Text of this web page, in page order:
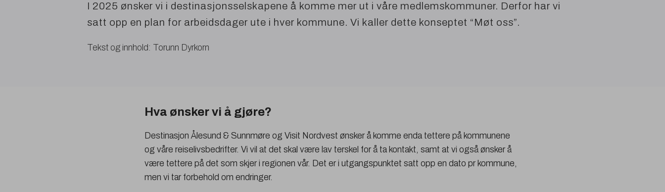
I 2025 ønsker vi i destinasjonsselskapene å komme mer ut i våre medlemskommuner. Derfor har vi
satt opp en plan for arbeidsdager ute i hver kommune. Vi kaller dette konseptet “Møt oss”.
Tekst og innhold: Torunn Dyrkorn
Hva ønsker vi å gjøre?
Destinasjon Ålesund & Sunnmøre og Visit Nordvest ønsker å komme enda tettere på kommunene
og våre reiselivsbedrifter. Vi vil at det skal være lav terskel for å ta kontakt, samt at vi også ønsker å
være tettere på det som skjer i regionen vår. Det er i utgangspunktet satt opp en dato pr kommune,
men vi tar forbehold om endringer.